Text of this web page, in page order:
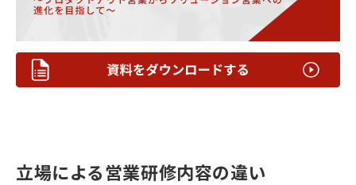
立場による営業研修内容の違い